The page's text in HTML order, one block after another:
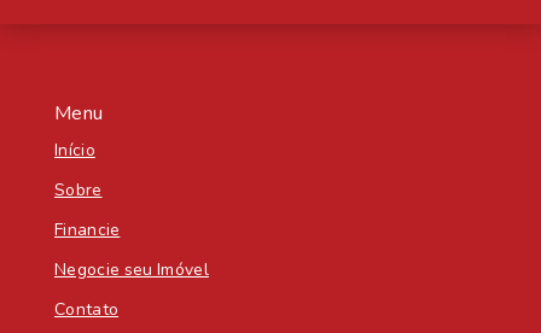
Menu
Início
Sobre
Financie
Negocie seu Imóvel
Contato